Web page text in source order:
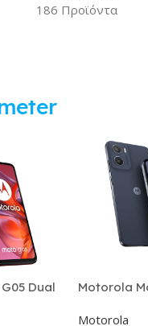
186 Προϊόντα
Dual
Motorola
Motorola